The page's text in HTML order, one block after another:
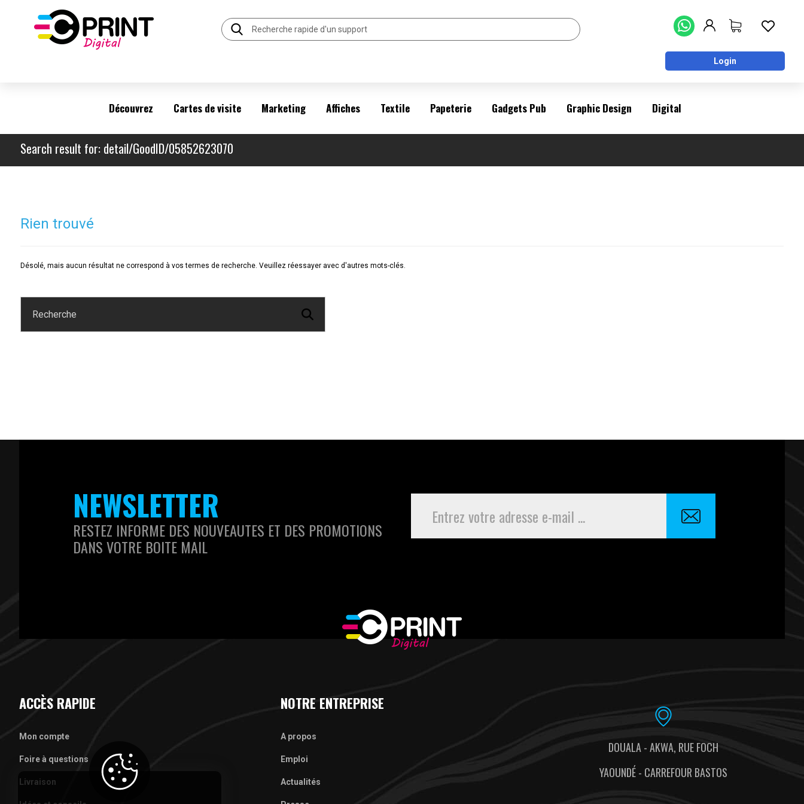
Login
Découvrez Cartes de visite Marketing Affiches Textile Papeterie Gadgets Pub Graphic Design Digital
Search result for: detail/GoodID/05852623070
Rien trouvé
Désolé, mais aucun résultat ne correspond à vos termes de recherche. Veuillez réessayer avec d'autres mots-clés.
NEWSLETTER
RESTEZ INFORME DES NOUVEAUTES ET DES PROMOTIONS
DANS VOTRE BOITE MAIL
ACCÈS RAPIDE
Mon compte
Foire à questions
Livraison
NOTRE ENTREPRISE
A propos
Emploi
Actualités
DOUALA - AKWA, RUE FOCH
YAOUNDÉ - CARREFOUR BASTOS